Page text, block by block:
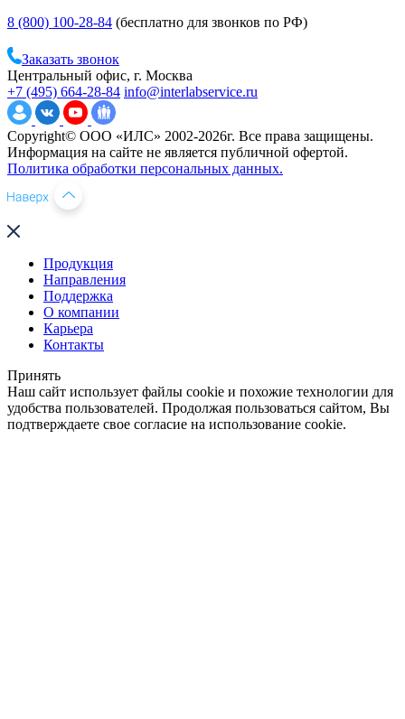
8 (800) 100-28-84 (бесплатно для звонков по РФ)
Заказать звонок
Центральный офис, г. Москва
+7 (495) 664-28-84 info@interlabservice.ru
Copyright© ООО «ИЛС» 2002-2026г. Все права защищены.
Информация на сайте не является публичной офертой.
Политика обработки персональных данных.
Продукция
Направления
Поддержка
О компании
Карьера
Контакты
Принять
Наш сайт использует файлы cookie и похожие технологии для
удобства пользователей. Продолжая пользоваться сайтом, Вы
подтверждаете свое согласие на использование cookie.